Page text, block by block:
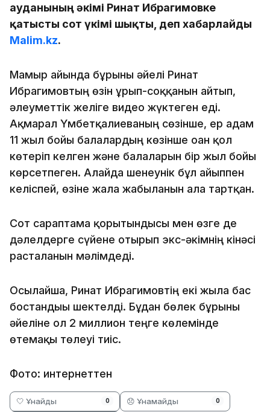
ауданының әкімі Ринат Ибрагимовке
қатысты сот үкімі шықты, деп хабарлайды
Malim.kz.
Мамыр айында бұрынғы әйелі Ринат
Ибрагимовтың өзін ұрып-соққанын айтып,
әлеуметтік желіге видео жүктеген еді.
Ақмарал Үмбетқалиеваның сөзінше, ер адам
11 жыл бойы балалардың көзінше оған қол
көтеріп келген және балаларын бір жыл бойы
көрсетпеген. Алайда шенеунік бұл айыппен
келіспей, өзіне жала жабылғанын алға тартқан.
Сот сараптама қорытындысы мен өзге де
дәлелдерге сүйене отырып экс-әкімнің кінәсі
расталғанын мәлімдеді.
Осылайша, Ринат Ибрагимовтің екі жылға бас
бостандығы шектелді. Бұдан бөлек бұрынғы
әйеліне ол 2 миллион теңге көлемінде
өтемақы төлеуі тиіс.
Фото: интернеттен
🤍 Ұнайды 0 😞 Ұнамайды 0